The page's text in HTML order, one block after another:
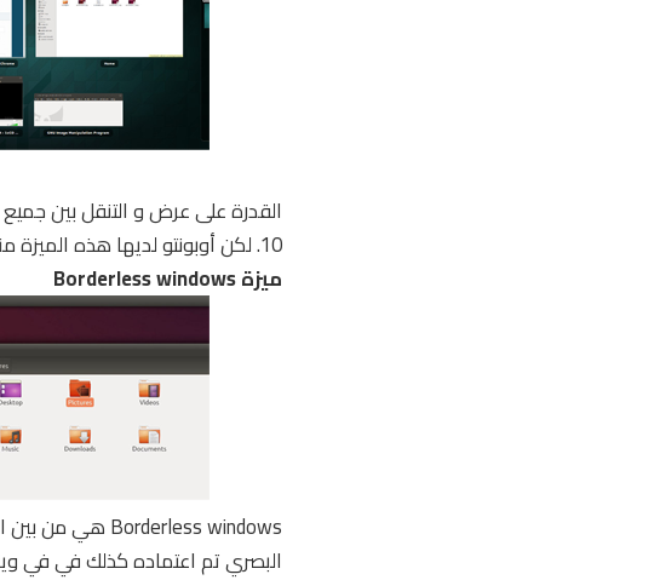
القدرة على عرض و التنقل بين
10. لكن أوبونتو لديها هذه الميزة منذ سنوات !
ميزة Borderless windows
البصري تم اعتماده كذلك في في ويندوز 10 في